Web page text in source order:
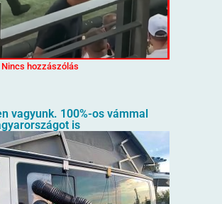
Nincs hozzászólás
vagyunk. 100%-os vámmal
is